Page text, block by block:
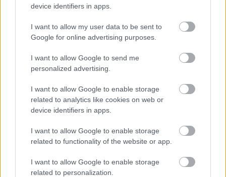
device identifiers in apps.
I want to allow my user data to be sent to
Google for online advertising purposes.
I want to allow Google to send me
personalized advertising.
I want to allow Google to enable storage
related to analytics like cookies on web or
device identifiers in apps.
I want to allow Google to enable storage
related to functionality of the website or app.
I want to allow Google to enable storage
related to personalization.
a hasabok szelessege 2 cm. Ha az ember nem ilyen
keletkeznek, de valamire ezt is el kell hasznalni ha mar
megrendeltem. :)
Szkeptikus blog
Szkeptikus Klub: "Quo vadis, theoria
2012.02.15
06:15:00
2012. február 21. kedd, 18.00 Takács Gábor fizikus előadása A